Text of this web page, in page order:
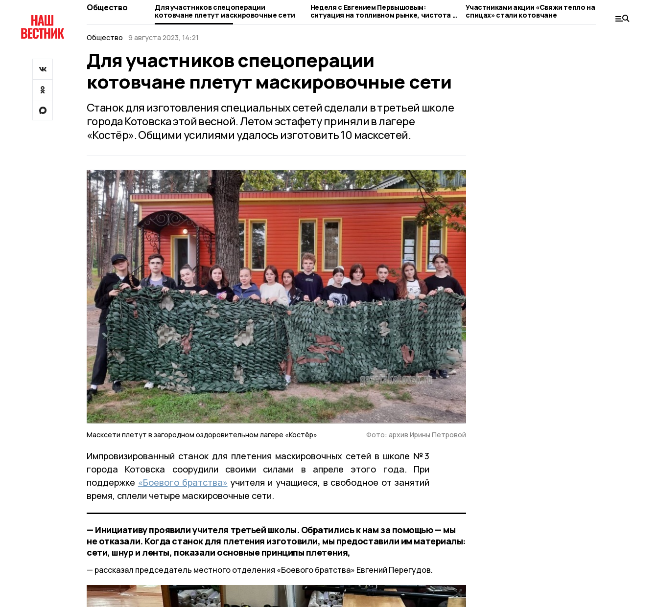
Общество
Для участников спецоперации
котовчане плетут маскировочные сети
Неделя с Евгением Первышовым:
ситуация на топливном рынке, чистота в
городе и приоритеты образования
Участниками акции «Свяжи тепло на
спицах» стали котовчане
купание
Козий луг»
Общество
9 августа 2023, 14:21
Для участников спецоперации
котовчане плетут маскировочные сети
Станок для изготовления специальных сетей сделали в третьей школе
города Котовска этой весной. Летом эстафету приняли в лагере
«Костёр». Общими усилиями удалось изготовить 10 масксетей.
Масксети плетут в загородном оздоровительном лагере «Костёр» Фото: архив Ирины Петровой
Импровизированный станок для плетения маскировочных сетей в школе №3
города Котовска соорудили своими силами в апреле этого года. При
поддержке «Боевого братства» учителя и учащиеся, в свободное от занятий
время, сплели четыре маскировочные сети.
— Инициативу проявили учителя третьей школы. Обратились к нам за помощью — мы
не отказали. Когда станок для плетения изготовили, мы предоставили им материалы:
сети, шнур и ленты, показали основные принципы плетения,
рассказал председатель местного отделения «Боевого братства» Евгений Перегудов.